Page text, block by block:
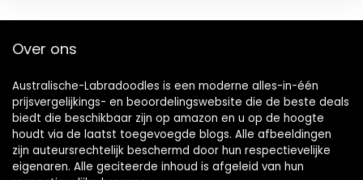
Over ons
Australische-Labradoodles is een moderne alles-in-één
prijsvergelijkings- en beoordelingswebsite die de beste deals
biedt die beschikbaar zijn op amazon en u op de hoogte
houdt via de laatst toegevoegde blogs. Alle afbeeldingen
zijn auteursrechtelijk beschermd door hun respectievelijke
eigenaren. Alle geciteerde inhoud is afgeleid van hun